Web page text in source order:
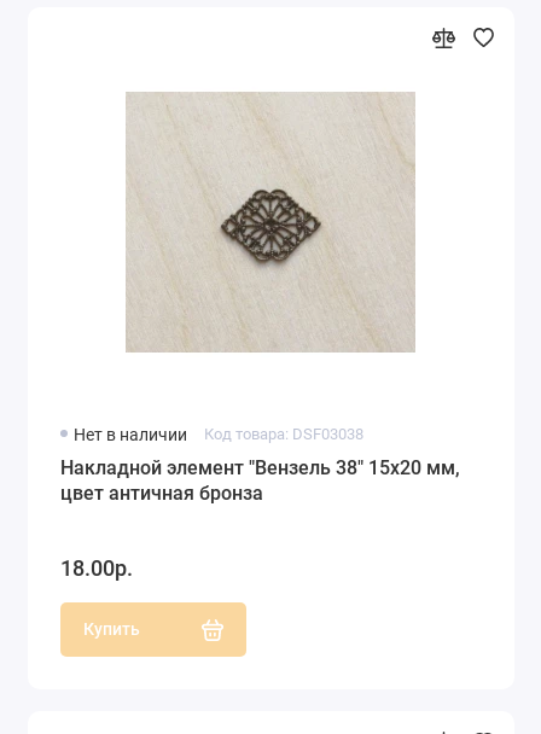
Нет в наличии Код товара: DSF03038
Накладной элемент "Вензель 38" 15х20 мм,
цвет античная бронза
18.00р.
Купить